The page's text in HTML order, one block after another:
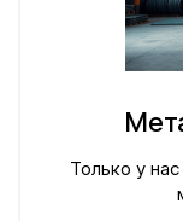
Только у